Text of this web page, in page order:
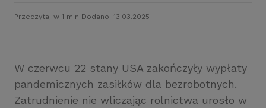
Przeczytaj w 1 min. Dodano: 13.03.2025
W czerwcu 22 stany USA zakończyły wypłaty
pandemicznych zasiłków dla bezrobotnych.
Zatrudnienie nie wliczając rolnictwa urosło w